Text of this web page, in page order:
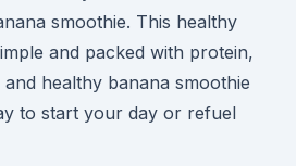
smoothie. This healthy
and packed with protein,
healthy banana smoothie
to start your day or refuel